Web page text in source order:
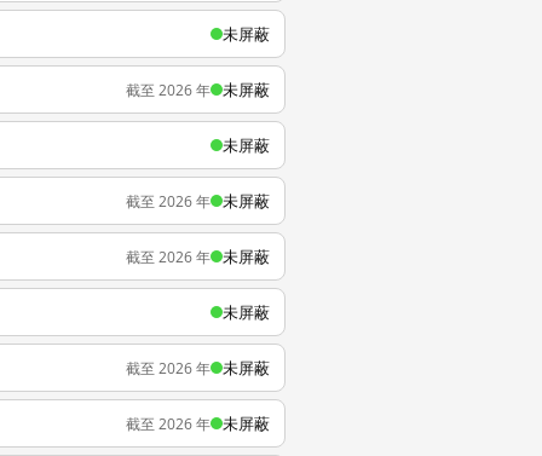
未屏蔽
截至 2026 年 未屏蔽
未屏蔽
截至 2026 年 未屏蔽
截至 2026 年 未屏蔽
未屏蔽
截至 2026 年 未屏蔽
截至 2026 年 未屏蔽